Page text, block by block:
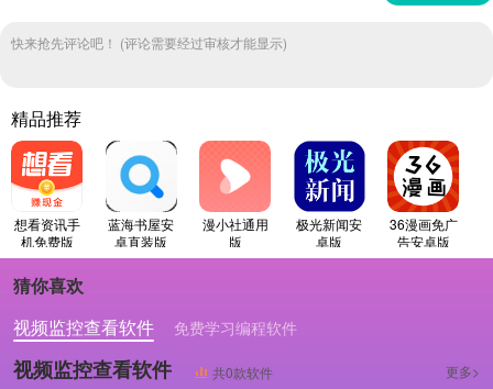
快来抢先评论吧！ (评论需要经过审核才能显示)
精品推荐
想看资讯手
机免费版
蓝海书屋安
卓直装版
漫小社通用
版
极光新闻安
卓版
36漫画免广
告安卓版
猜你喜欢
视频监控查看软件
免费学习编程软件
专业做婚礼策划的软件
视频监控查看软件 共0款软件 更多>